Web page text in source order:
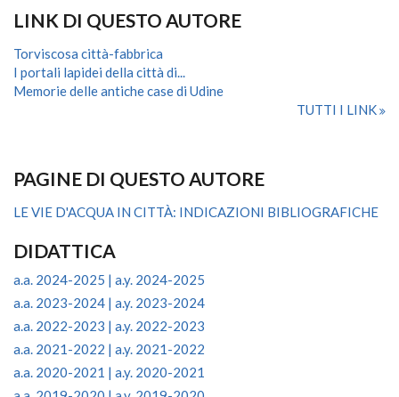
LINK DI QUESTO AUTORE
Torviscosa città-fabbrica
I portali lapidei della città di...
Memorie delle antiche case di Udine
TUTTI I LINK
PAGINE DI QUESTO AUTORE
LE VIE D'ACQUA IN CITTÀ: INDICAZIONI BIBLIOGRAFICHE
DIDATTICA
a.a. 2024-2025 | a.y. 2024-2025
a.a. 2023-2024 | a.y. 2023-2024
a.a. 2022-2023 | a.y. 2022-2023
a.a. 2021-2022 | a.y. 2021-2022
a.a. 2020-2021 | a.y. 2020-2021